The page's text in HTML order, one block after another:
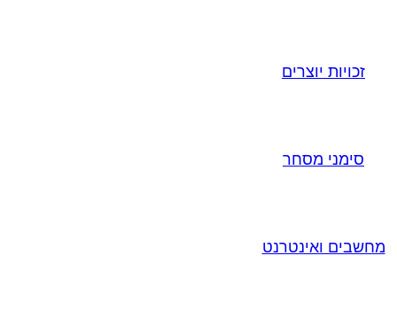
זכויות יוצרים
סימני מסחר
מחשבים ואינטרנט